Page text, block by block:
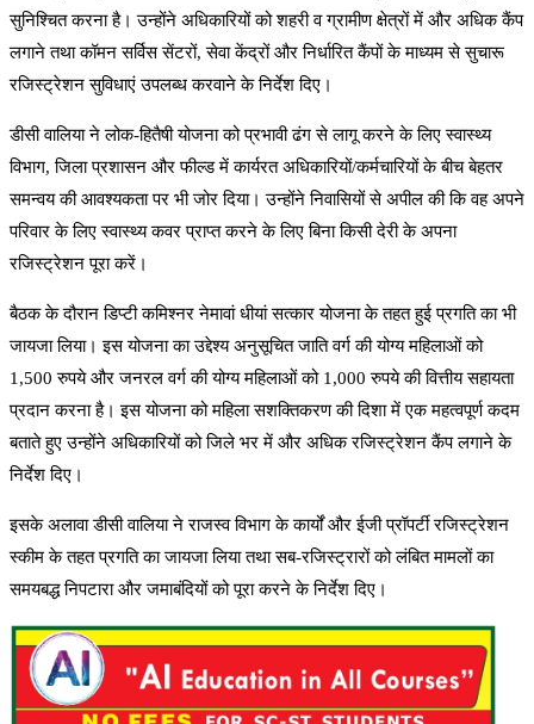
सुनिश्चित करना है। उन्होंने अधिकारियों को शहरी व ग्रामीण क्षेत्रों में और अधिक कैंप
लगाने तथा कॉमन सर्विस सेंटरों, सेवा केंद्रों और निर्धारित कैंपों के माध्यम से सुचारू
रजिस्ट्रेशन सुविधाएं उपलब्ध करवाने के निर्देश दिए।
डीसी वालिया ने लोक-हितैषी योजना को प्रभावी ढंग से लागू करने के लिए स्वास्थ्य
विभाग, जिला प्रशासन और फील्ड में कार्यरत अधिकारियों/कर्मचारियों के बीच बेहतर
समन्वय की आवश्यकता पर भी जोर दिया। उन्होंने निवासियों से अपील की कि वह अपने
परिवार के लिए स्वास्थ्य कवर प्राप्त करने के लिए बिना किसी देरी के अपना
रजिस्ट्रेशन पूरा करें।
बैठक के दौरान डिप्टी कमिश्नर नेमावां धीयां सत्कार योजना के तहत हुई प्रगति का भी
जायजा लिया। इस योजना का उद्देश्य अनुसूचित जाति वर्ग की योग्य महिलाओं को
1,500 रुपये और जनरल वर्ग की योग्य महिलाओं को 1,000 रुपये की वित्तीय सहायता
प्रदान करना है। इस योजना को महिला सशक्तिकरण की दिशा में एक महत्वपूर्ण कदम
बताते हुए उन्होंने अधिकारियों को जिले भर में और अधिक रजिस्ट्रेशन कैंप लगाने के
निर्देश दिए।
इसके अलावा डीसी वालिया ने राजस्व विभाग के कार्यों और ईजी प्रॉपर्टी रजिस्ट्रेशन
स्कीम के तहत प्रगति का जायजा लिया तथा सब-रजिस्ट्रारों को लंबित मामलों का
समयबद्ध निपटारा और जमाबंदियों को पूरा करने के निर्देश दिए।